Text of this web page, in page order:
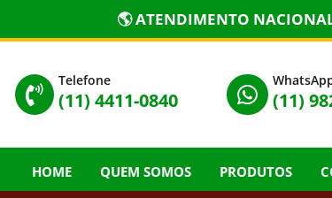
🌎 ATENDIMENTO

Telefone
(11) 4411-0840  (11)
HOME QUEM SOMOS PRODUTOS